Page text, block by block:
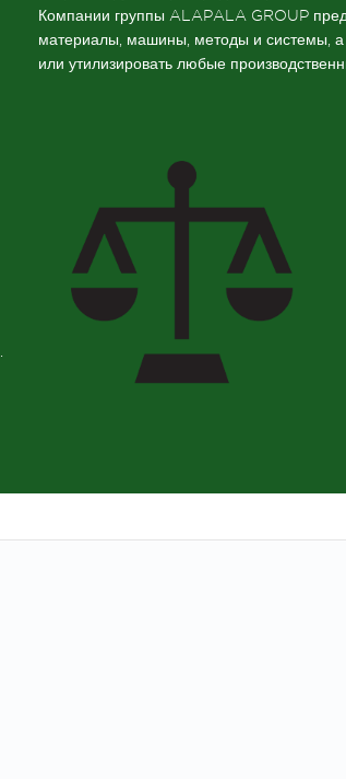
Компании группы ALAPALA GROUP
материалы, машины, методы и системы, а
или утилизировать любые